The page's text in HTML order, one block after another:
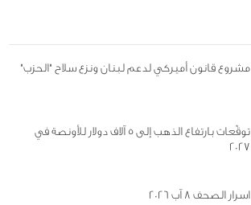
مشروع قانون أميركي لدعم لبنان ونزع سلاح "الحزب"
توقّعات بارتفاع الذهب إلى 5 آلاف دولار للأونصة في
2027
اسرار الصحف 8 آب 2026